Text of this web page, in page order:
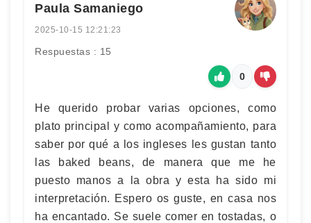
Paula Samaniego
2025-10-15 12:21:23
Respuestas : 15
0
He querido probar varias opciones, como
plato principal y como acompañamiento, para
saber por qué a los ingleses les gustan tanto
las baked beans, de manera que me he
puesto manos a la obra y esta ha sido mi
interpretación. Espero os guste, en casa nos
ha encantado. Se suele comer en tostadas, o